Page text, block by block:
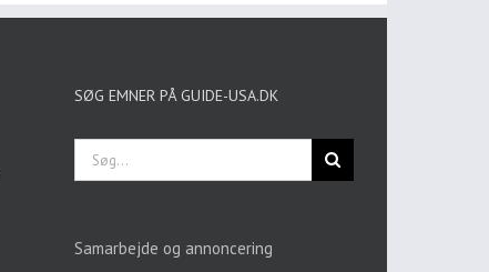
SØG EMNER PÅ GUIDE-USA.DK
Søg
efter:
Samarbejde og annoncering